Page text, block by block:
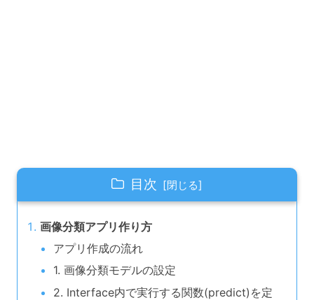
目次
画像分類アプリ作り方
アプリ作成の流れ
1. 画像分類モデルの設定
2. Interface内で実行する関数(predict)を定